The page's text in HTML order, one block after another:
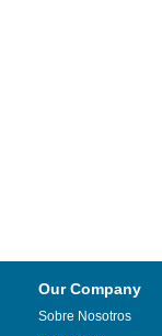
Our Company
Sobre Nosotros